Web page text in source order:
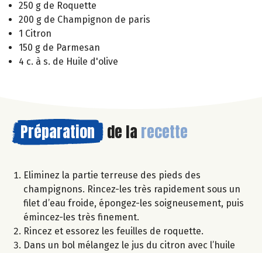
250 g de Roquette
200 g de Champignon de paris
1 Citron
150 g de Parmesan
4 c. à s. de Huile d'olive
Préparation de la recette
Eliminez la partie terreuse des pieds des
champignons. Rincez-les très rapidement sous un
filet d’eau froide, épongez-les soigneusement, puis
émincez-les très finement.
Rincez et essorez les feuilles de roquette.
Dans un bol mélangez le jus du citron avec l’huile